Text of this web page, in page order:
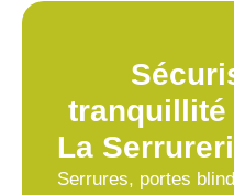
tranquillité
La
Serrures, portes